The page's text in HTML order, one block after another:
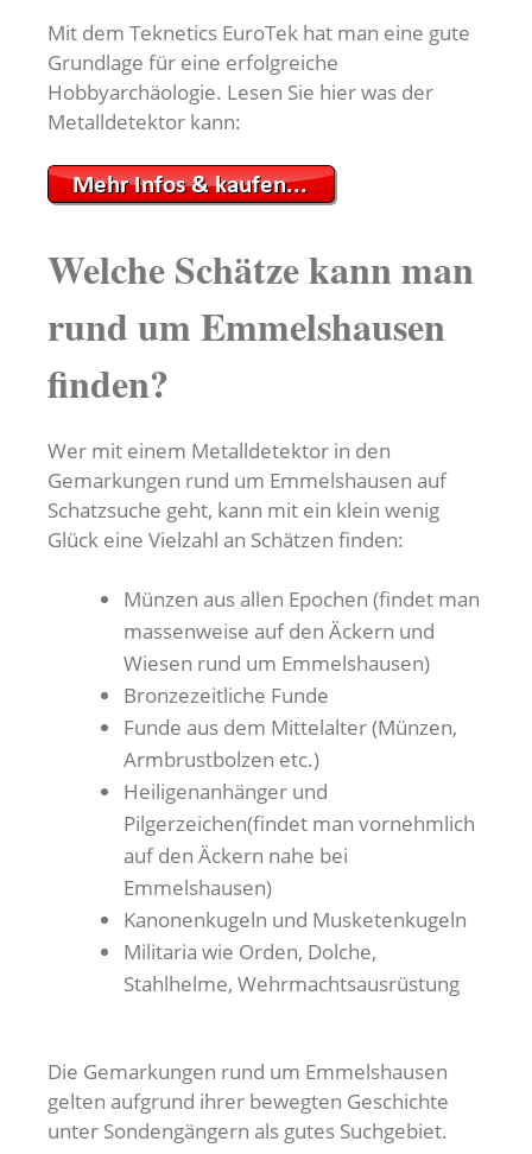
Mit dem Teknetics EuroTek hat man eine gute
Grundlage für eine erfolgreiche
Hobbyarchäologie. Lesen Sie hier was der
Metalldetektor kann:
Welche Schätze kann man
rund um Emmelshausen
finden?
Wer mit einem Metalldetektor in den
Gemarkungen rund um Emmelshausen auf
Schatzsuche geht, kann mit ein klein wenig
Glück eine Vielzahl an Schätzen finden:
Münzen aus allen Epochen (findet man
massenweise auf den Äckern und
Wiesen rund um Emmelshausen)
Bronzezeitliche Funde
Funde aus dem Mittelalter (Münzen,
Armbrustbolzen etc.)
Heiligenanhänger und
Pilgerzeichen(findet man vornehmlich
auf den Äckern nahe bei
Emmelshausen)
Kanonenkugeln und Musketenkugeln
Militaria wie Orden, Dolche,
Stahlhelme, Wehrmachtsausrüstung
Die Gemarkungen rund um Emmelshausen
gelten aufgrund ihrer bewegten Geschichte
unter Sondengängern als gutes Suchgebiet.